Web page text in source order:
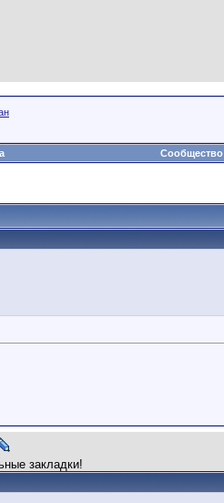
Сообщество
закладки!